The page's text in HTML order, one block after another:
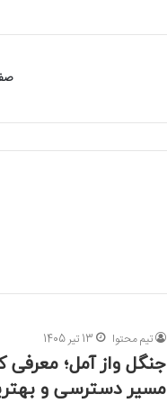
تیم محتوا 13 تیر 1405
جنگل واز آمل؛ معرفی
مسیر دسترسی و